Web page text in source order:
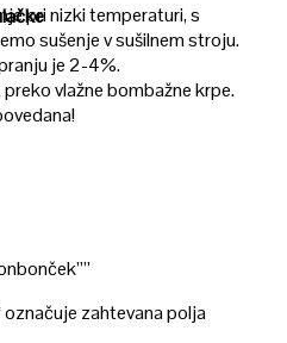
pri nizki temperaturi, s
sušenje v sušilnem stroju.
je 2-4%.
vlažne bombažne krpe.
označuje zahtevana polja